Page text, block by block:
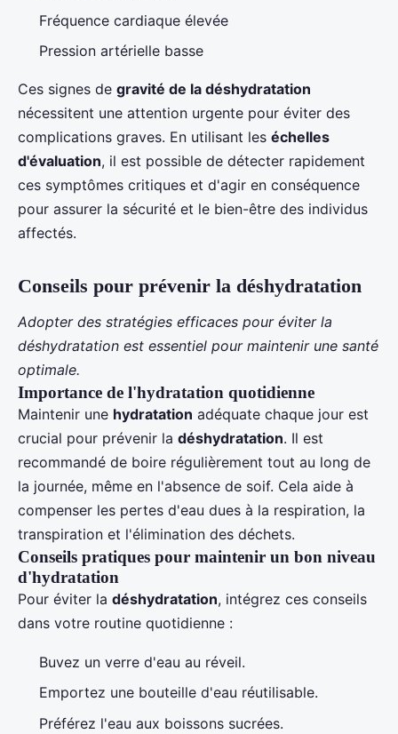
Fréquence cardiaque élevée
Pression artérielle basse
Ces signes de gravité de la déshydratation
nécessitent une attention urgente pour éviter des
complications graves. En utilisant les échelles
d'évaluation, il est possible de détecter rapidement
ces symptômes critiques et d'agir en conséquence
pour assurer la sécurité et le bien-être des individus
affectés.
Conseils pour prévenir la déshydratation
Adopter des stratégies efficaces pour éviter la
déshydratation est essentiel pour maintenir une santé
optimale.
Importance de l'hydratation quotidienne
Maintenir une hydratation adéquate chaque jour est
crucial pour prévenir la déshydratation. Il est
recommandé de boire régulièrement tout au long de
la journée, même en l'absence de soif. Cela aide à
compenser les pertes d'eau dues à la respiration, la
transpiration et l'élimination des déchets.
Conseils pratiques pour maintenir un bon niveau
d'hydratation
Pour éviter la déshydratation, intégrez ces conseils
dans votre routine quotidienne :
Buvez un verre d'eau au réveil.
Emportez une bouteille d'eau réutilisable.
Préférez l'eau aux boissons sucrées.